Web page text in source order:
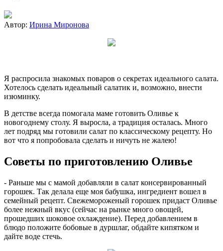
Автор: Ирина Миронова
Я распросила знакомых поваров о секретах идеального салата.
Хотелось сделать идеальный салатик и, возможно, внести
изюминку.
В детстве всегда помогала маме готовить Оливье к
новогоднему столу. Я выросла, а традиция осталась. Много
лет подряд мы готовили салат по классическому рецепту. Но
вот что я попробовала сделать и ничуть не жалею!
Советы по приготовлению Оливье
- Раньше мы с мамой добавляли в салат консервированный
горошек. Так делала еще моя бабушка, ингредиент вошел в
семейный рецепт. Свежемороженый горошек придаст Оливье
более нежный вкус (сейчас на рынке много овощей,
прошедших шоковое охлаждение). Перед добавлением в
блюдо положите бобовые в дуршлаг, обдайте кипятком и
дайте воде стечь.